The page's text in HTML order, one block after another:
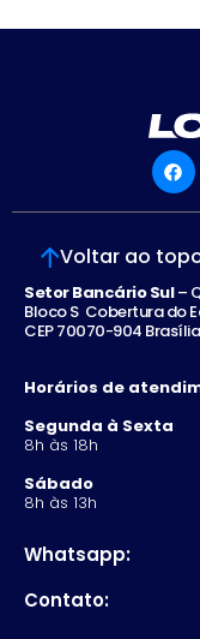
Voltar ao
Setor Bancário Sul–
Bloco S Cobertura do
CEP 70070-904
Horários de
Segunda à Sexta
8h às 18h
Sábado
8h às 13h
Whatsapp:
Contato: